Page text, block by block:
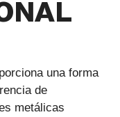
una forma
de
metálicas